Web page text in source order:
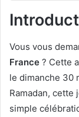
Vous vous
France ? Cette
le dimanche 30
Ramadan, cette
simple